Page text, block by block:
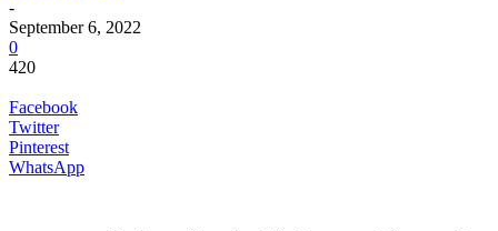
-
September 6, 2022
0
420
Facebook
Twitter
Pinterest
WhatsApp